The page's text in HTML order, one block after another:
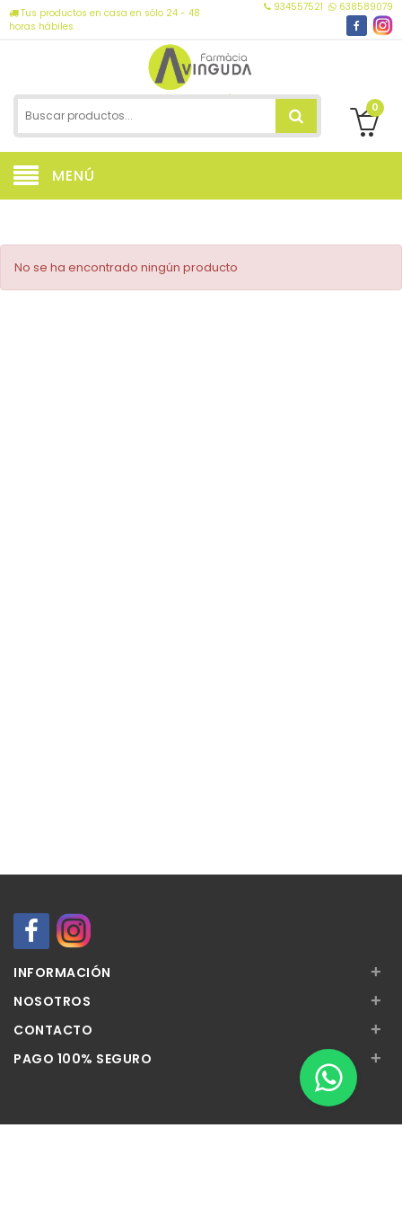
Tus productos en casa en sólo 24 - 48
horas hábiles
934557521 638589079
0
MENÚ
No se ha encontrado ningún producto
INFORMACIÓN +
NOSOTROS +
CONTACTO +
PAGO 100% SEGURO +